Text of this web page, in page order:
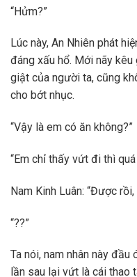
“Hửm?”
Lúc này, An Nhiên phát
đáng xấu hổ. Mới nãy
giật của người ta, cũng
cho bớt nhục.
“Vậy là em có ăn không?”
“Em chỉ thấy vứt đi thì
Nam Kinh Luân: “Được
“??”
Ta nói, nam nhân này
lần sau lại vứt là cái thao